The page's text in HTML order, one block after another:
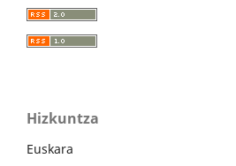
Hizkuntza
Euskara